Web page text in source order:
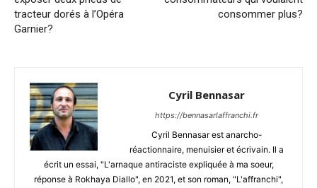
tracteur dorés à l’Opéra
Garnier?
consommer plus?
Cyril Bennasar
https://bennasarlaffranchi.fr
Cyril Bennasar est anarcho-
réactionnaire, menuisier et écrivain. Il a
écrit un essai, "L'arnaque antiraciste expliquée à ma soeur,
réponse à Rokhaya Diallo", en 2021, et son roman, "L'affranchi",